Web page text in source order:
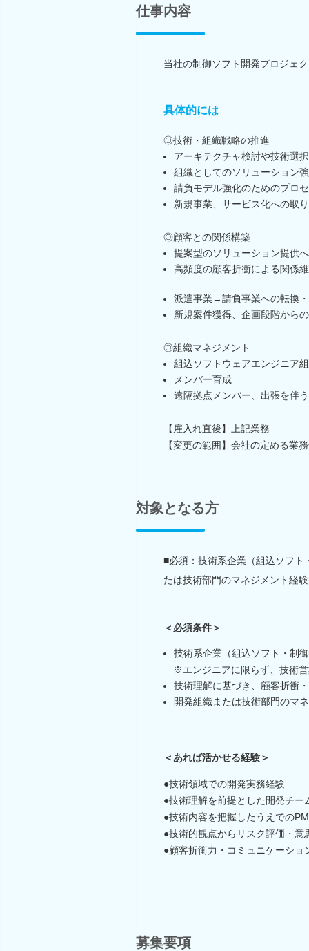
仕事内容
当社の制御ソフト開発プロジェ
具体的には
◎技術・組織戦略の推進
アーキテクチャ検討や技術選
組織としてのソリューション
請負モデル強化のためのプロ
新規事業、サービス化への取
◎顧客との関係構築
提案型のソリューション提供
高頻度の顧客折衝による関係
派遣事業→請負事業への転換
新規案件獲得、企画段階から
◎組織マネジメント
組込ソフトウェアエンジニア
メンバー育成
遠隔拠点メンバー、出張を伴
【雇入れ直後】上記業務
【変更の範囲】会社の定める業
対象となる方
■必須：技術系企業（組込ソフ
たは技術部門のマネジメント経
＜必須条件＞
技術系企業（組込ソフト・制
※エンジニアに限らず、技術営
技術理解に基づき、顧客折衝
開発組織または技術部門のマ
＜あれば活かせる経験＞
●技術領域での開発実務経験
●技術理解を前提とした開発チー
●技術内容を把握したうえでの
●技術的観点からリスク評価・意
●顧客折衝力・コミュニケーショ
募集要項